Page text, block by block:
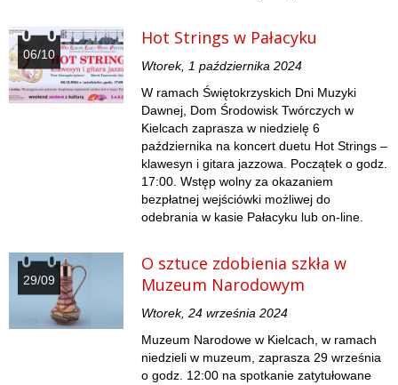
06/10
Hot Strings w Pałacyku
Wtorek, 1 października 2024
W ramach Świętokrzyskich Dni Muzyki
Dawnej, Dom Środowisk Twórczych w
Kielcach zaprasza w niedzielę 6
października na koncert duetu Hot Strings –
klawesyn i gitara jazzowa. Początek o godz.
17:00. Wstęp wolny za okazaniem
bezpłatnej wejściówki możliwej do
odebrania w kasie Pałacyku lub on-line.
29/09
O sztuce zdobienia szkła w
Muzeum Narodowym
Wtorek, 24 września 2024
Muzeum Narodowe w Kielcach, w ramach
niedzieli w muzeum, zaprasza 29 września
o godz. 12:00 na spotkanie zatytułowane